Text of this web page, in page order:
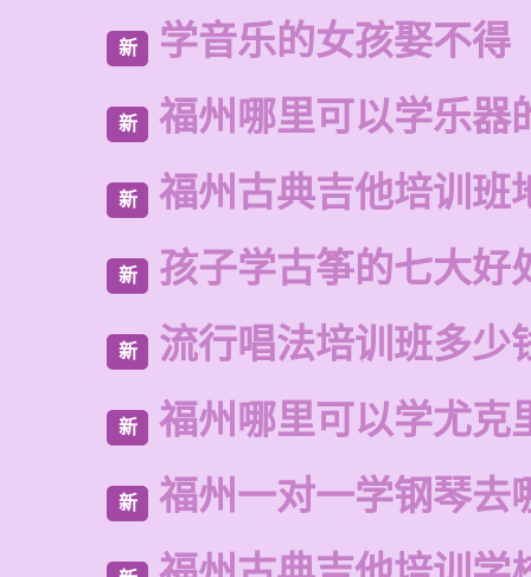
新 学音乐的女孩娶不得
新 福州哪里可以学乐器
新 福州古典吉他培训班
新 孩子学古筝的七大好
新 流行唱法培训班多少
新 福州哪里可以学尤克
新 福州一对一学钢琴去